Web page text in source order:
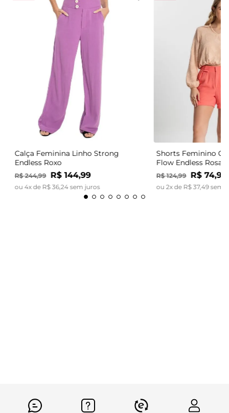
Calça Feminina Linho Strong
Endless Roxo
R$ 244,99 R$ 144,99
ou 4x de R$ 36, 24sem juros
Shorts Feminino
Flow Endless Rosa
R$ 124,99 R$ 74,99
ou 2x de R$ 37,49sem